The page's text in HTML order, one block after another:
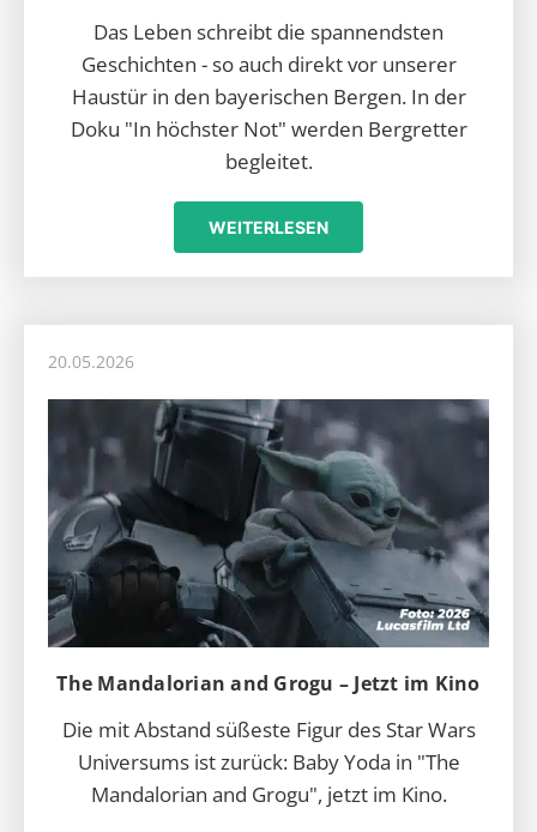
Das Leben schreibt die spannendsten
Geschichten - so auch direkt vor unserer
Haustür in den bayerischen Bergen. In der
Doku "In höchster Not" werden Bergretter
begleitet.
WEITERLESEN
20.05.2026
The Mandalorian and Grogu – Jetzt im Kino
Die mit Abstand süßeste Figur des Star Wars
Universums ist zurück: Baby Yoda in "The
Mandalorian and Grogu", jetzt im Kino.